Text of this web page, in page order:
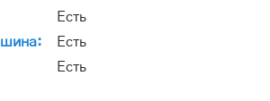
Есть
Есть
Есть